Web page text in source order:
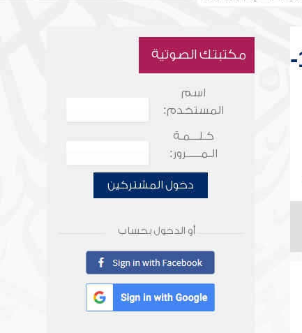
شرح بلوغ المرام - كتاب الصلاة - باب المواقيت - حديث 180-
مكتبتك الصوتية
اسم
المستخدم:
كـلـــمـة
الـمـــــرور:
دخول المشتركين
أو الدخول بحساب